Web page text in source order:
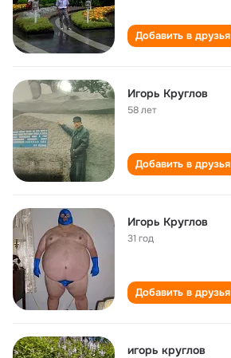
Добавить в друзья
Игорь Круглов
58 лет
Добавить в друзья
Игорь Круглов
31 год
Добавить в друзья
игорь круглов